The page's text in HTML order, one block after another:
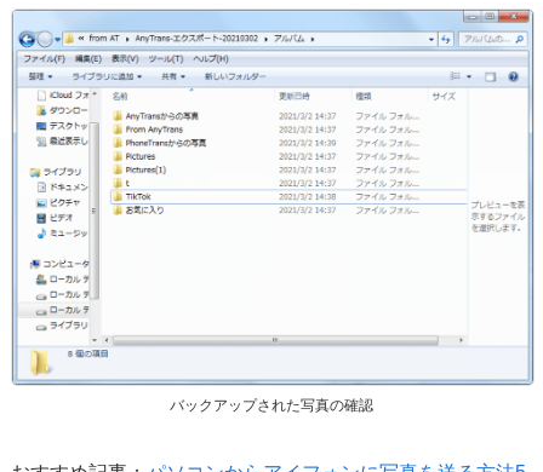
バックアップされた写真の確認